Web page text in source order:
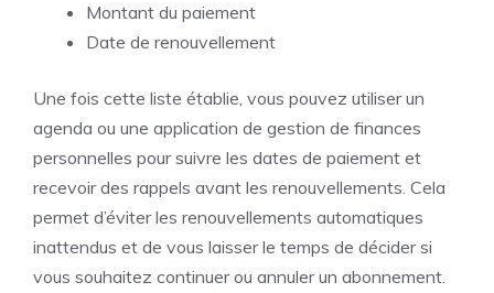
Montant du paiement
Date de renouvellement
Une fois cette liste établie, vous pouvez utiliser un
agenda ou une application de gestion de finances
personnelles pour suivre les dates de paiement et
recevoir des rappels avant les renouvellements. Cela
permet d’éviter les renouvellements automatiques
inattendus et de vous laisser le temps de décider si
vous souhaitez continuer ou annuler un abonnement.